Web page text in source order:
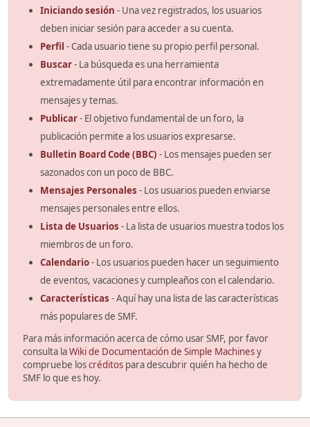
Iniciando sesión - Una vez registrados, los usuarios
deben iniciar sesión para acceder a su cuenta.
Perfil - Cada usuario tiene su propio perfil personal.
Buscar- La búsqueda es una herramienta
extremadamente útil para encontrar información en
mensajes y temas.
Publicar- El objetivo fundamental de un foro, la
publicación permite a los usuarios expresarse.
Bulletin Board Code (BBC) - Los mensajes pueden ser
sazonados con un poco de BBC.
Mensajes Personales - Los usuarios pueden enviarse
mensajes personales entre ellos.
Lista de Usuarios - La lista de usuarios muestra todos los
miembros de un foro.
Calendario- Los usuarios pueden hacer un seguimiento
de eventos, vacaciones y cumpleaños con el calendario.
Características - Aquí hay una lista de las características
más populares de SMF.
Para más información acerca de cómo usar SMF, por favor
consulta laWiki de Documentación de Simple Machinesy
compruebe loscréditos para descubrir quién ha hecho de
SMF lo que es hoy.